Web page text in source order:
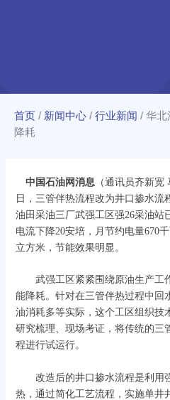
首页 / 新闻中心 / 行业新闻 / 华北
降耗
中国石油网消息 （通讯员齐新宽
日，三管伴热流程改为井口掺水流
油田采油三厂武强工区强26采油站
电流下降20安培，月节约电量670
立方米，节能效果明显。
武强工区紧紧围绕原油生产工
能降耗。针对在三管伴热过程中回
油消耗多等实际，这个工区组织技
研究梳理、现场考证，将传统的三
程进行试运行。
改造后的井口掺水流程是利用
热，通过简化工艺流程，实施单井